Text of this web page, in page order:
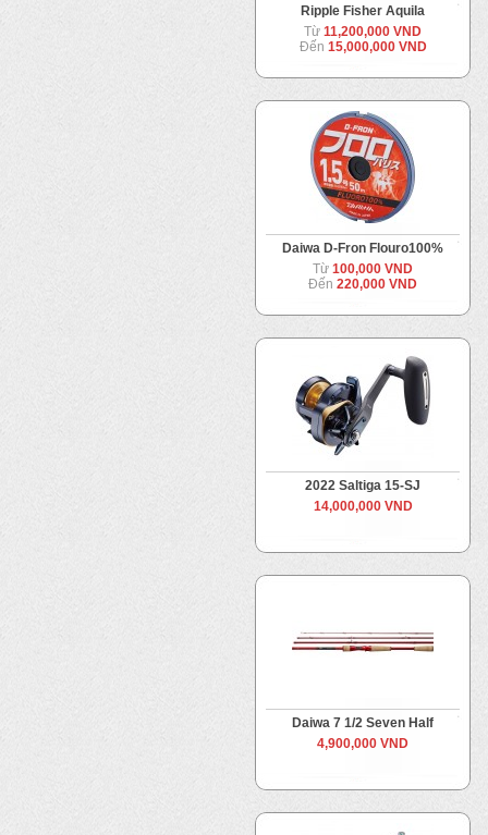
Ripple Fisher Aquila
Từ 11,200,000 VND
Đến 15,000,000 VND
Daiwa D-Fron Flouro100%
Từ 100,000 VND
Đến 220,000 VND
2022 Saltiga 15-SJ
14,000,000 VND
Daiwa 7 1/2 Seven Half
4,900,000 VND